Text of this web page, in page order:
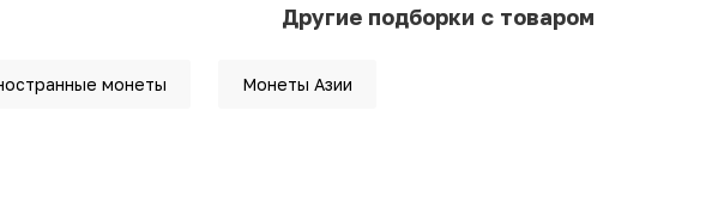
Другие подборки с товаром
монеты Монеты Азии